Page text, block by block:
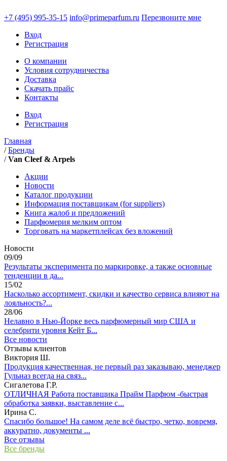
+7 (495) 995-35-15 info@primeparfum.ru Перезвоните мне
Вход
Регистрация
О компании
Условия сотрудничества
Доставка
Скачать прайс
Контакты
Вход
Регистрация
Главная
/Бренды
/Van Cleef & Arpels
Акции
Новости
Каталог продукции
Информация поставщикам (for suppliers)
Книга жалоб и предложений
Парфюмерия мелким оптом
Торговать на маркетплейсах без вложений
Новости
09/09
Результаты эксперимента по маркировке, а также основные
тенденции в да...
15/02
Насколько ассортимент, скидки и качество сервиса влияют на
лояльность?...
28/06
Нелавно в Нью-Йорке весь парфюмерный мир США и
селебрити уровня Кейт Б...
Все новости
Отзывы клиентов
Виктория Ш.
Продукция качественная, не первый раз заказываю, менеджер
Гульназ всегда на связ...
Сигалетова Г.Р.
ОТЛИЧНАЯ Работа поставщика Прайм Парфюм -быстрая
обработка заявки, выставление с...
Ирина С.
Спасибо большое! На самом деле всё быстро, четко, вовремя,
аккуратно, документы ...
Все отзывы
Все бренды